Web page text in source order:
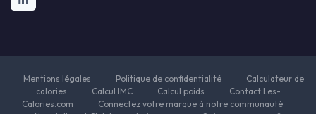
Mentions légales Politique de confidentialité
Calculateur de
calories
Calcul IMC Calcul poids
Contact Les-
Calories.com
Connectez votre marque à notre communauté